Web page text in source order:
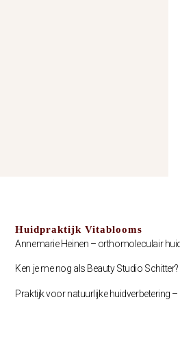
Huidpraktijk Vitablooms
Annemarie Heinen – orthomoleculair
Ken je me nog als Beauty Studio
Praktijk voor natuurlijke huidverbetering